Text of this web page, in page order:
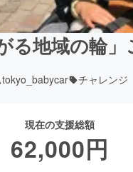
る地域の輪
tokyo_babycar チャレンジ
現在の支援総額
62,000円